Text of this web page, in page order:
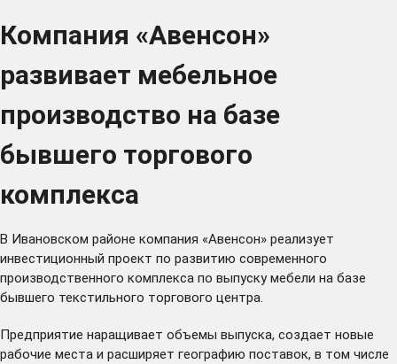
Компания «Авенсон»
развивает мебельное
производство на базе
бывшего торгового
комплекса
В Ивановском районе компания «Авенсон» реализует
инвестиционный проект по развитию современного
производственного комплекса по выпуску мебели на базе
бывшего текстильного торгового центра.
Предприятие наращивает объемы выпуска, создает новые
рабочие места и расширяет географию поставок, в том числе